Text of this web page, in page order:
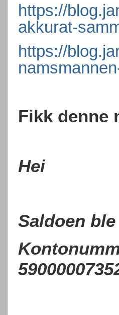
https://
akkurat-
https://
Fikk denne
Hei
Saldoen